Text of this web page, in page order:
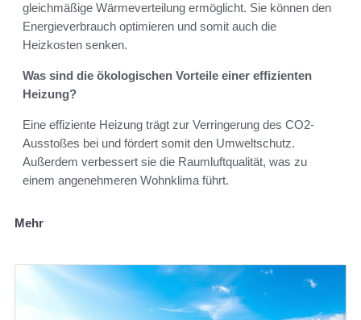
gleichmäßige Wärmeverteilung ermöglicht. Sie können den
Energieverbrauch optimieren und somit auch die
Heizkosten senken.
Was sind die ökologischen Vorteile einer effizienten
Heizung?
Eine effiziente Heizung trägt zur Verringerung des CO2-
Ausstoßes bei und fördert somit den Umweltschutz.
Außerdem verbessert sie die Raumluftqualität, was zu
einem angenehmeren Wohnklima führt.
Mehr